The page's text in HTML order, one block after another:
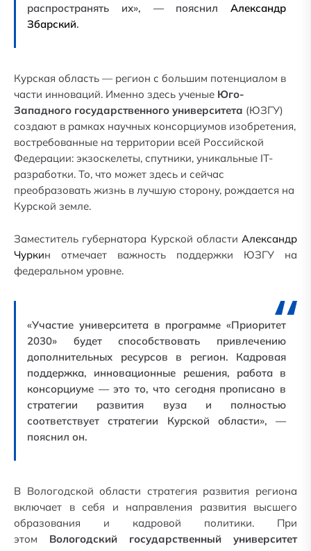
распространять их», — пояснил Александр
Збарский.
Курская область — регион с большим потенциалом в
части инноваций. Именно здесь ученые Юго-
Западного государственного университета (ЮЗГУ)
создают в рамках научных консорциумов изобретения,
востребованные на территории всей Российской
Федерации: экзоскелеты, спутники, уникальные IT-
разработки. То, что может здесь и сейчас
преобразовать жизнь в лучшую сторону, рождается на
Курской земле.
Заместитель губернатора Курской области Александр
Чуркин отмечает важность поддержки ЮЗГУ на
федеральном уровне.
«Участие университета в программе «Приоритет
2030» будет способствовать привлечению
дополнительных ресурсов в регион. Кадровая
поддержка, инновационные решения, работа в
консорциуме — это то, что сегодня прописано в
стратегии развития вуза и полностью
соответствует стратегии Курской области», —
пояснил он.
В Вологодской области стратегия развития региона
включает в себя и направления развития высшего
образования и кадровой политики. При
этом Вологодский государственный университет